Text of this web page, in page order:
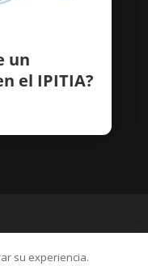
un
el IPITIA?
su experiencia.